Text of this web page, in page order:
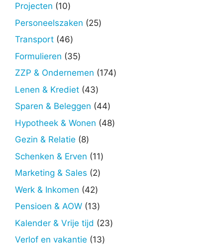
Projecten 1010
producten
Personeelszaken 2525
Transport 4646
producten
Formulieren 3535
producten
ZZP & Ondernemen 174174
Lenen & Krediet 4343
producten
Sparen & Beleggen 4444
producten
Hypotheek & Wonen 4848
Gezin & Relatie 88
producten
Schenken & Erven 1111
Marketing & Sales 22
Werk & Inkomen 4242
producten
Pensioen & AOW 1313
producten
Kalender & Vrije tijd 2323
Verlof en vakantie 1313